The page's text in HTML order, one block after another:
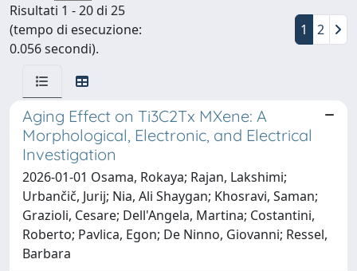
Risultati 1 - 20 di 25
(tempo di esecuzione:
0.056 secondi).
1 2
Aging Effect on Ti3C2Tx MXene: A
Morphological, Electronic, and Electrical
Investigation
2026-01-01 Osama, Rokaya; Rajan, Lakshimi;
Urbančič, Jurij; Nia, Ali Shaygan; Khosravi, Saman;
Grazioli, Cesare; Dell'Angela, Martina; Costantini,
Roberto; Pavlica, Egon; De Ninno, Giovanni; Ressel,
Barbara